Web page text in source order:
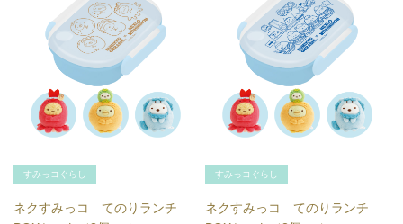
すみっコぐらし
ネクすみっコ てのりランチ
すみっコぐらし
ネクすみっコ てのりランチ